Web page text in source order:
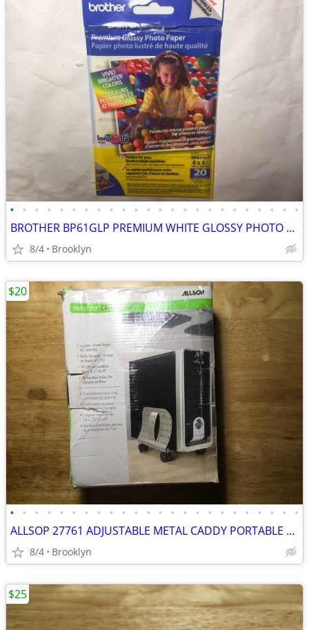
• • • • • • • • • • • • • • • • • • • • • • • •
BROTHER BP61GLP PREMIUM WHITE GLOSSY PHOTO PAPER 12 PCS 6 x 4" 51 LB I
8/4 Brooklyn
• • • • • • • • • • • • • • • • • • • • • • • •
ALLSOP 27761 ADJUSTABLE METAL CADDY PORTABLE MOBILE CASTER WHEELS SERV
8/4 Brooklyn
$20
$25